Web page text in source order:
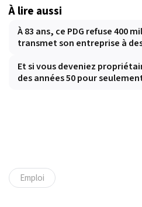
À lire aussi
À 83 ans, ce PDG refuse 400
transmet son entreprise à
Et si vous deveniez
des années 50 pour
Emploi